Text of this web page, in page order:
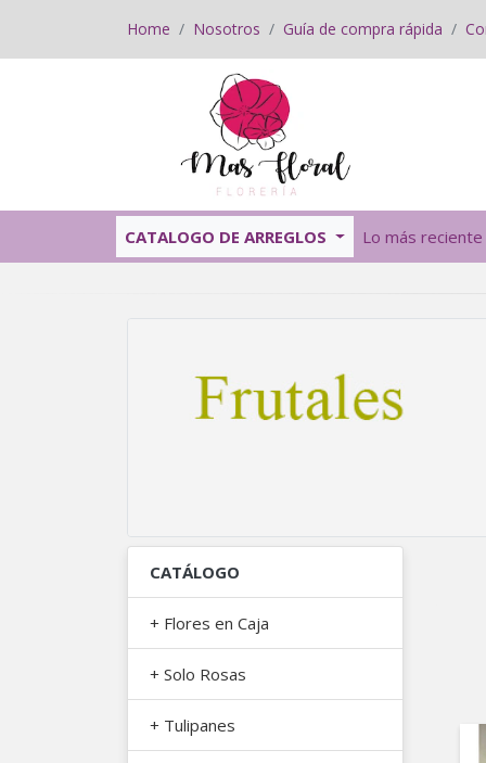
Home Nosotros Guía de compra rápida
CATALOGO DE ARREGLOS Lo más reciente
CATÁLOGO
+ Flores en Caja
+ Solo Rosas
+ Tulipanes